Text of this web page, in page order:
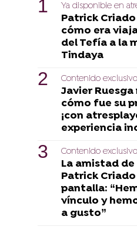
Ya disponible en
Patrick
cómo era
del Tefía a la
Tindaya
Contenido exclusivo
Javier
cómo fue su
¡con
experiencia
Contenido exclusivo
La amistad de
Patrick
pantalla:
vínculo y
a gusto”